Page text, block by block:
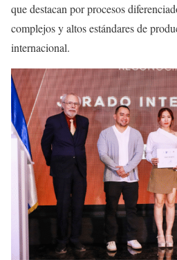
que destacan por procesos
complejos y altos estándares de
internacional.